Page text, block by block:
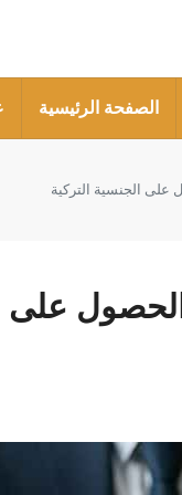
الصفحة الرئيسية
على الجنسية التركية
على